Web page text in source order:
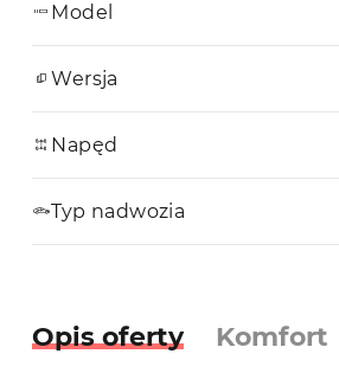
Model
Wersja
Napęd
Typ nadwozia
Opis oferty Komfort